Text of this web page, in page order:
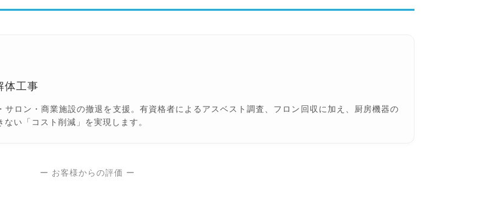
体工事
ロン・商業施設の撤退を支援。有資格者によるアスベスト調査、フロン回収に加え、厨房機器の
い「コスト削減」を実現します。
ー お客様からの評価 ー